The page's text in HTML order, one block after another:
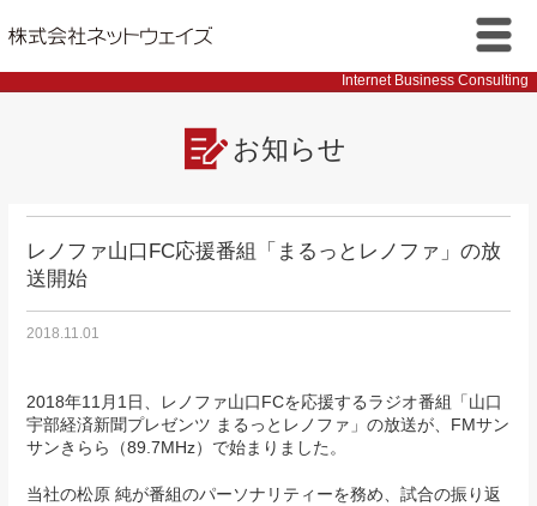
メニ
ュー
Internet Business Consulting
お知らせ
レノファ山口FC応援番組「まるっとレノファ」の放
送開始
2018.11.01
2018年11月1日、レノファ山口FCを応援するラジオ番組「山口
宇部経済新聞プレゼンツ まるっとレノファ」の放送が、FMサン
サンきらら（89.7MHz）で始まりました。
当社の松原 純が番組のパーソナリティーを務め、試合の振り返